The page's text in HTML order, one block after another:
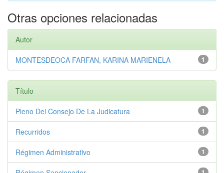
Otras opciones relacionadas
Autor
1
MONTESDEOCA FARFAN, KARINA MARIENELA
Título
1
Pleno Del Consejo De La Judicatura
1
Recurridos
1
Régimen Administrativo